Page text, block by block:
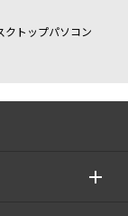
クトップパソコン